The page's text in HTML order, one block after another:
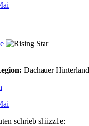
Dachauer Hinterland
schrieb shiizz1e: